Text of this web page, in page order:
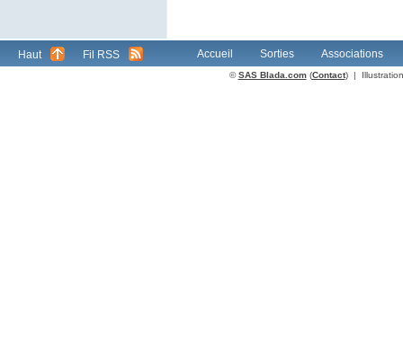
Haut Fil RSS Accueil Sorties Associations
©SAS Blada.com(Contact) |